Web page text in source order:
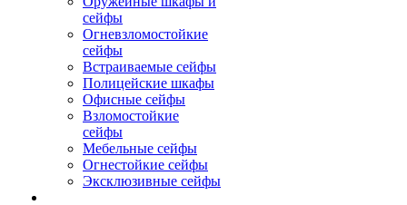
сейфы
Огневзломостойкие
сейфы
Встраиваемые сейфы
Полицейские шкафы
Офисные сейфы
Взломостойкие
сейфы
Мебельные сейфы
Огнестойкие сейфы
Эксклюзивные сейфы